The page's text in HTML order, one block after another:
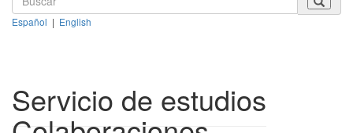
Español | English
Servicio de estudios